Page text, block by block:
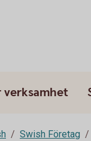
verksamhet
Swish Företag